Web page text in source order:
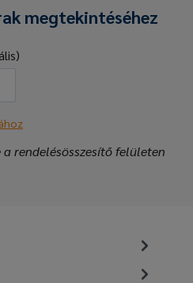
megtekintéséhez
rendelésösszesítő felületen